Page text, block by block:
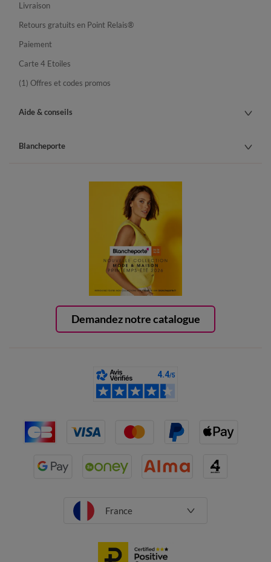
Demandez notre catalogue
Livraison
Retours gratuits en Point Relais®
Paiement
Carte 4 Etoiles
(1) Offres et codes promos
Aide & conseils
Blancheporte
France